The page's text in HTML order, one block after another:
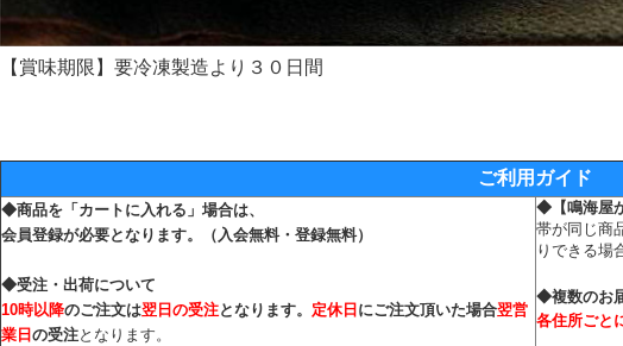
【賞味期限】要冷凍製造より３０日間
ご利用ガイド
◆商品を「カートに入れる」場合は、
会員登録が必要となります。 （入会無料・登録無料）
◆受注・出荷について
10時以降のご注文は翌日の受注となります。 定休日 にご注文頂いた場合翌営
業日 の受注となります。
◆ 【鳴海屋
帯が同じ商
りできる場
◆複数のお
各住所ごと